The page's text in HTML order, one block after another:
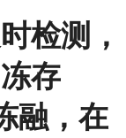
检测，
存
融，在